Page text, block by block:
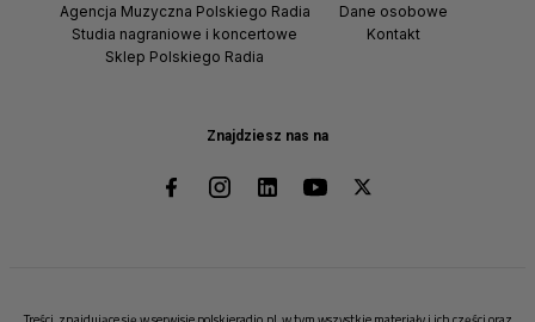
Znajdziesz nas na
Agencja Muzyczna Polskiego Radia
Studia nagraniowe i koncertowe
Sklep Polskiego Radia
Dane osobowe
Kontakt